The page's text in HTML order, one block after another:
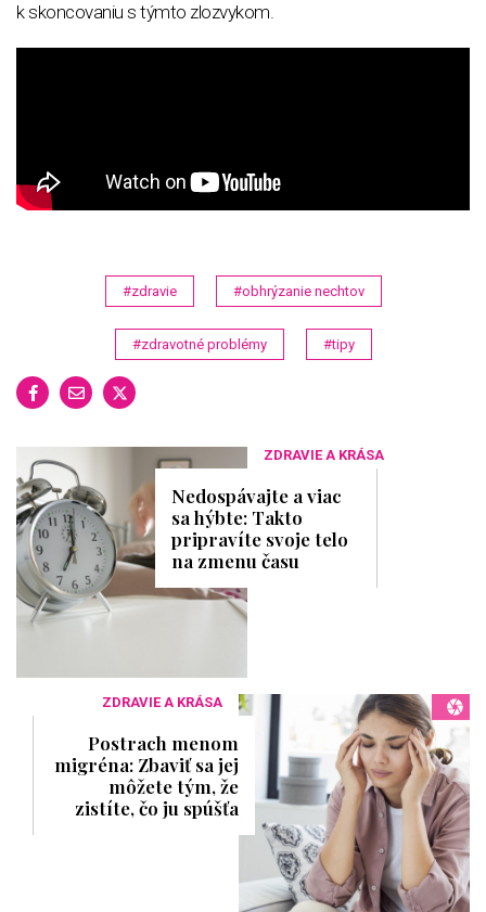
k skoncovaniu s týmto zlozvykom.
#zdravie #obhrýzanie nechtov
#zdravotné problémy #tipy
ZDRAVIE A KRÁSA
Nedospávajte a viac
sa hýbte: Takto
pripravíte svoje telo
na zmenu času
ZDRAVIE A KRÁSA
Postrach menom
migréna: Zbaviť sa jej
môžete tým, že
zistíte, čo ju spúšťa